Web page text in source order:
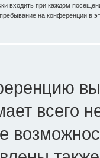
входить при каждом
на конференции в
всего